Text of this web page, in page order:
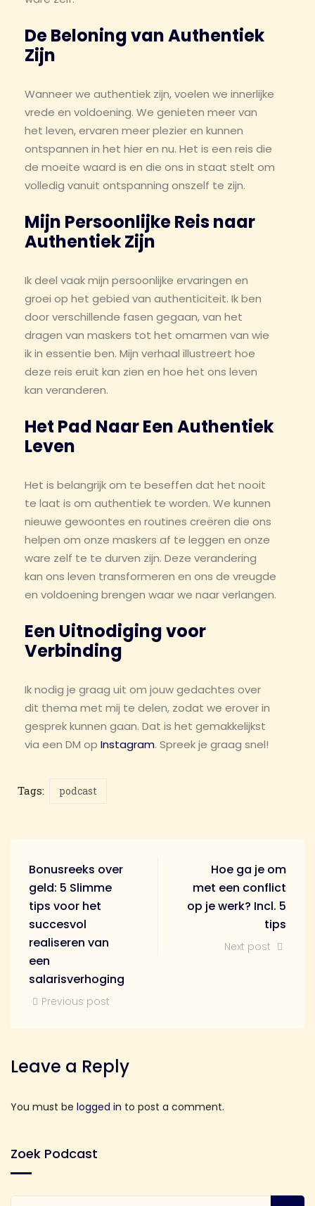
De Beloning van Authentiek
Zijn
Wanneer we authentiek zijn, voelen we innerlijke
vrede en voldoening. We genieten meer van
het leven, ervaren meer plezier en kunnen
ontspannen in het hier en nu. Het is een reis die
de moeite waard is en die ons in staat stelt om
volledig vanuit ontspanning onszelf te zijn.
Mijn Persoonlijke Reis naar
Authentiek Zijn
Ik deel vaak mijn persoonlijke ervaringen en
groei op het gebied van authenticiteit. Ik ben
door verschillende fasen gegaan, van het
dragen van maskers tot het omarmen van wie
ik in essentie ben. Mijn verhaal illustreert hoe
deze reis eruit kan zien en hoe het ons leven
kan veranderen.
Het Pad Naar Een Authentiek
Leven
Het is belangrijk om te beseffen dat het nooit
te laat is om authentiek te worden. We kunnen
nieuwe gewoontes en routines creëren die ons
helpen om onze maskers af te leggen en onze
ware zelf te te durven zijn. Deze verandering
kan ons leven transformeren en ons de vreugde
en voldoening brengen waar we naar verlangen.
Een Uitnodiging voor
Verbinding
Ik nodig je graag uit om jouw gedachtes over
dit thema met mij te delen, zodat we erover in
gesprek kunnen gaan. Dat is het gemakkelijkst
via een DM op Instagram. Spreek je graag snel!
Tags: podcast
Bonusreeks over
geld: 5 Slimme
tips voor het
succesvol
realiseren van
een
salarisverhoging
Previous post
Hoe ga je om
met een conflict
op je werk? Incl. 5
tips
Next post
Leave a Reply
You must be logged in to post a comment.
Zoek Podcast